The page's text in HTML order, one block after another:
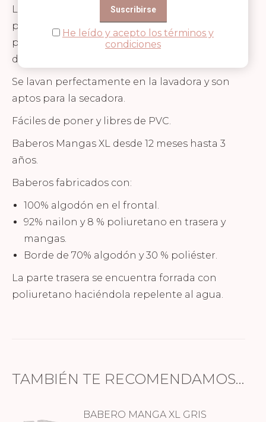
Los baberos de la marca Silly Billyz tienen
protección extra en el cuello, ajustándose así
perfectamente y evitando derrames de baba o
de comida y protegiendo su delicada piel.
Se lavan perfectamente en la lavadora y son
aptos para la secadora.
Fáciles de poner y libres de PVC.
Baberos Mangas XL desde 12 meses hasta 3
años.
Baberos fabricados con:
100% algodón en el frontal.
92% nailon y 8 % poliuretano en trasera y
mangas.
Borde de 70% algodón y 30 % poliéster.
La parte trasera se encuentra forrada con
poliuretano haciéndola repelente al agua.
TAMBIÉN TE RECOMENDAMOS…
BABERO MANGA XL GRIS
He leído y acepto los términos y
condiciones